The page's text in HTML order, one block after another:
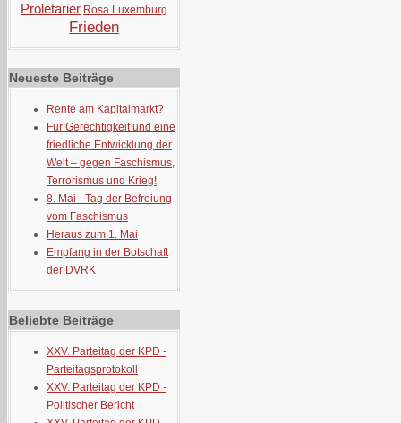
Proletarier Rosa Luxemburg
Frieden
Neueste Beiträge
Rente am Kapitalmarkt?
Für Gerechtigkeit und eine
friedliche Entwicklung der
Welt – gegen Faschismus,
Terrorismus und Krieg!
8. Mai - Tag der Befreiung
vom Faschismus
Heraus zum 1. Mai
Empfang in der Botschaft
der DVRK
Beliebte Beiträge
XXV. Parteitag der KPD -
Parteitagsprotokoll
XXV. Parteitag der KPD -
Politischer Bericht